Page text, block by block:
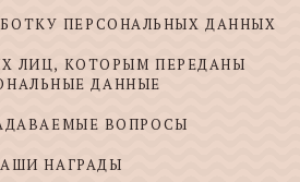
ПЕРСОНАЛЬНЫХ ДАННЫХ
ЛИЦ, КОТОРЫМ ПЕРЕДАНЫ
ДАННЫЕ
ВОПРОСЫ
НАГРАДЫ